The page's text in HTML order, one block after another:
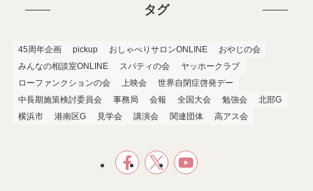
タグ
45周年企画 pickup おしゃべりサロンONLINE
おやじの会
みんなの相談室ONLINE
スパティの会
ヤッホークラブ
ローファンクションの会
上映会
世界自閉症啓発デー
中長期施策検討委員会
事務局 会報 全国大会 勉強会
北部G
横浜市
港南区G 見学会 講演会 関連団体 高アス会